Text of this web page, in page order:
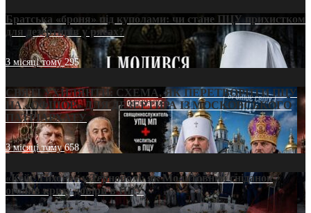
Братська «броня» під куполами: чи стане ПЦУ прихистком
для дезертирів у рясах?
3 місяці тому295
СВЯТІ УХИЛЯНТИ: СХЕМА, ЯК ПЕРЕТВОРИТИ ПЦУ
НА «ОФШОР» ДЛЯ ДЕЗЕРТИРА ІЗ МОСКОВСЬКОГО
ПАТРІАРХАТУ
3 місяці тому658
«Кейс Тихона» у Тернополі: як Молитовний сніданок
оголив кризу довіри в ПЦУ